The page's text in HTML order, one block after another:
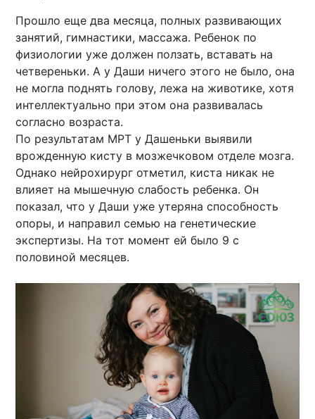
Прошло еще два месяца, полных развивающих
занятий, гимнастики, массажа. Ребенок по
физиологии уже должен ползать, вставать на
четвереньки. А у Даши ничего этого не было, она
не могла поднять голову, лежа на животике, хотя
интеллектуально при этом она развивалась
согласно возраста.
По результатам МРТ у Дашеньки выявили
врожденную кисту в мозжечковом отделе мозга.
Однако нейрохирург отметил, киста никак не
влияет на мышечную слабость ребенка. Он
показал, что у Даши уже утеряна способность
опоры, и направил семью на генетические
экспертизы. На тот момент ей было 9 с
половиной месяцев.